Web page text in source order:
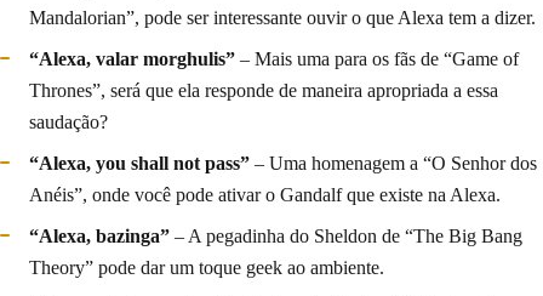
Mandalorian”, pode ser interessante ouvir o que Alexa tem a dizer.
“Alexa, valar morghulis” – Mais uma para os fãs de “Game of
Thrones”, será que ela responde de maneira apropriada a essa
saudação?
“Alexa, you shall not pass” – Uma homenagem a “O Senhor dos
Anéis”, onde você pode ativar o Gandalf que existe na Alexa.
“Alexa, bazinga” – A pegadinha do Sheldon de “The Big Bang
Theory” pode dar um toque geek ao ambiente.